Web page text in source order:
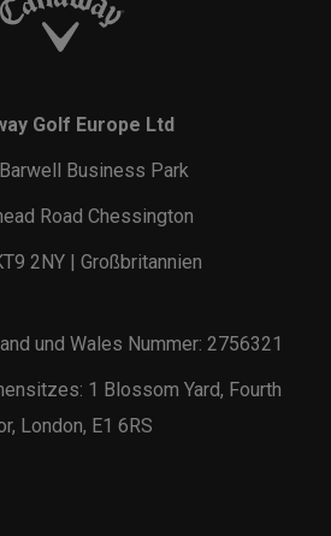
Golf Europe Ltd
Business Park
Road Chessington
2NY | Großbritannien
und Wales Nummer: 2756321
1 Blossom Yard, Fourth
London, E1 6RS